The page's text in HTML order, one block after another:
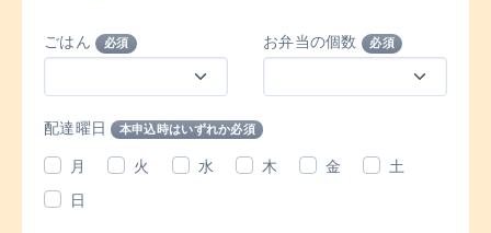
ごはん 必須 お弁当の個数 必須
配達曜日 本申込時はいずれか必須
月 火 水 木 金
土
日